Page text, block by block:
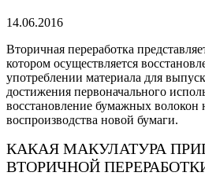
14.06.2016
Вторичная переработка
котором осуществляется
употреблении материала для
достижения первоначального
восстановление бумажных волокон
воспроизводства новой бумаги.
КАКАЯ МАКУЛАТУРА
ВТОРИЧНОЙ